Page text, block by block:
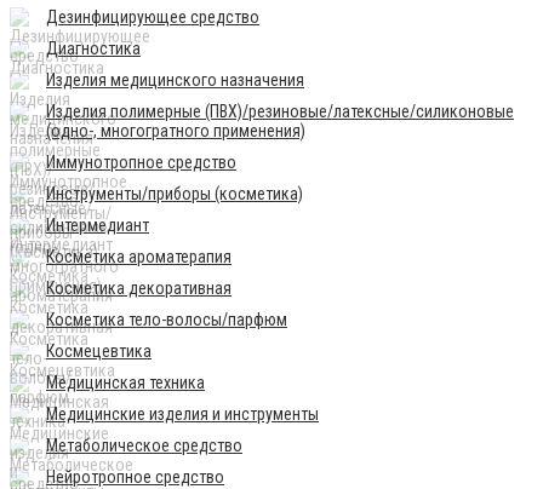
Дезинфицирующее средство
Диагностика
Изделия медицинского назначения
Изделия полимерные (ПВХ)/резиновые/латексные/силиконовые
(одно-, многогратного применения)
Иммунотропное средство
Инструменты/приборы (косметика)
Интермедиант
Косметика ароматерапия
Косметика декоративная
Косметика тело-волосы/парфюм
Космецевтика
Медицинская техника
Медицинские изделия и инструменты
Метаболическое средство
Нейротропное средство